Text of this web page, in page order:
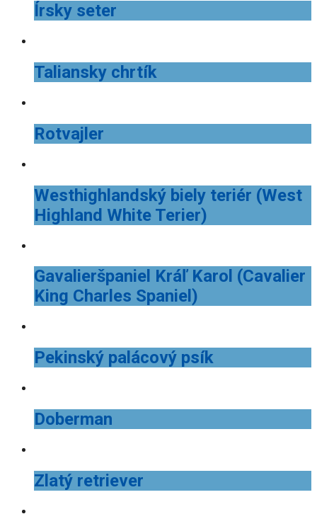
Írsky seter
Taliansky chrtík
Rotvajler
Westhighlandský biely teriér (West
Highland White Terier)
Gavalieršpaniel Kráľ Karol (Cavalier
King Charles Spaniel)
Pekinský palácový psík
Doberman
Zlatý retriever